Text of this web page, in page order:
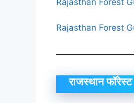
Rajasthan Forest
Rajasthan Forest
राजस्थान